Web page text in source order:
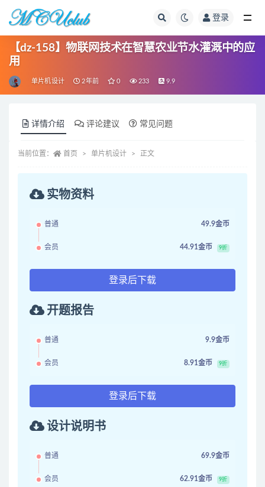
登录
【dz-158】物联网技术在智慧农业节水灌溉中的应
用
单片机设计 2年前 0 233 9.9
详情介绍 评论建议 常见问题
当前位置： 首页 单片机设计 正文
实物资料
普通 49.9金币
会员 44.91金币 9折
登录后下载
开题报告
普通 9.9金币
会员 8.91金币 9折
登录后下载
设计说明书
普通 69.9金币
会员 62.91金币 9折